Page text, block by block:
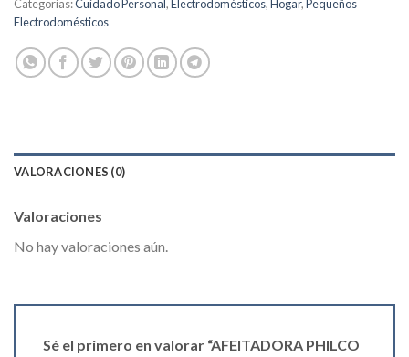
Categorías:Cuidado Personal,Electrodomésticos,Hogar,Pequeños
Electrodomésticos
VALORACIONES (0)
Valoraciones
No hay valoraciones aún.
Sé el primero en valorar “AFEITADORA PHILCO